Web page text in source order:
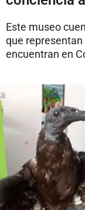
Este museo
que
encuentran en